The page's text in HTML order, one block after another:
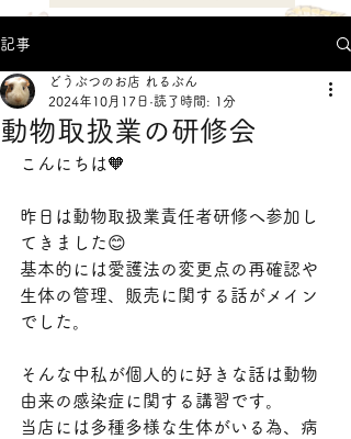
記事
動物取扱業の研修会
どうぶつのお店 れるぶん
2024年10月17日 読了時間: 1分
こんにちは🧡
昨日は動物取扱業責任者研修へ参加し
てきました😊
基本的には愛護法の変更点の再確認や
生体の管理、販売に関する話がメイン
でした。
そんな中私が個人的に好きな話は動物
由来の感染症に関する講習です。
当店には多種多様な生体がいる為、病